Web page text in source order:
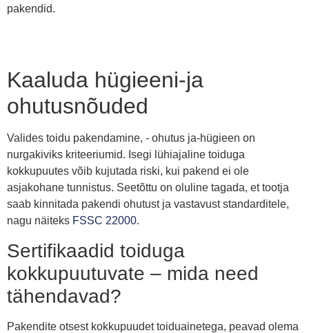
pakendid.
Kaaluda hügieeni-ja
ohutusnõuded
Valides toidu pakendamine, - ohutus ja-hügieen on
nurgakiviks kriteeriumid. Isegi lühiajaline toiduga
kokkupuutes võib kujutada riski, kui pakend ei ole
asjakohane tunnistus. Seetõttu on oluline tagada, et tootja
saab kinnitada pakendi ohutust ja vastavust standarditele,
nagu näiteks FSSC 22000.
Sertifikaadid toiduga
kokkupuutuvate – mida need
tähendavad?
Pakendite otsest kokkupuudet toiduainetega, peavad olema